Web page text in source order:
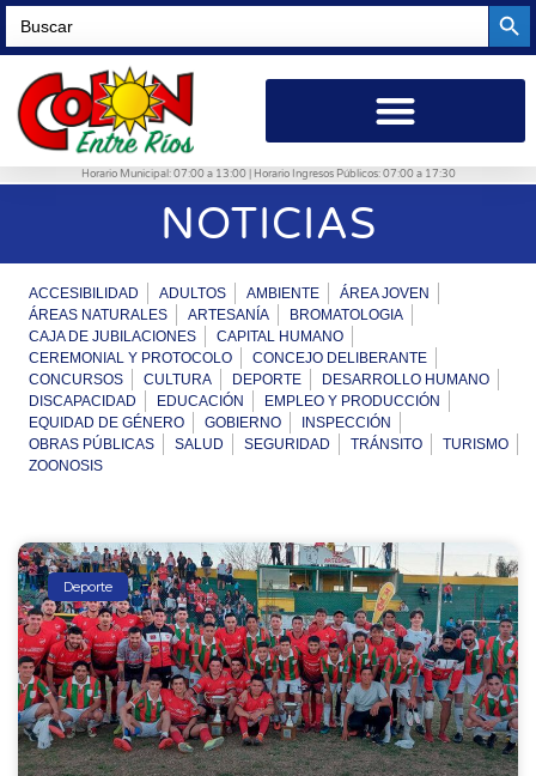
Search
for:
Horario Municipal: 07:00 a 13:00 | Horario Ingresos Públicos: 07:00 a 17:30
NOTICIAS
ACCESIBILIDAD ADULTOS AMBIENTE
ÁREA JOVEN
ÁREAS NATURALES
ARTESANÍA
BROMATOLOGIA
CAJA DE JUBILACIONES
CAPITAL HUMANO
CEREMONIAL Y PROTOCOLO
CONCEJO DELIBERANTE
CONCURSOS
CULTURA DEPORTE
DESARROLLO HUMANO
DISCAPACIDAD
EDUCACIÓN
EMPLEO Y PRODUCCIÓN
EQUIDAD DE GÉNERO
GOBIERNO
INSPECCIÓN
OBRAS PÚBLICAS
SALUD SEGURIDAD TRÁNSITO
TURISMO
ZOONOSIS
Deporte